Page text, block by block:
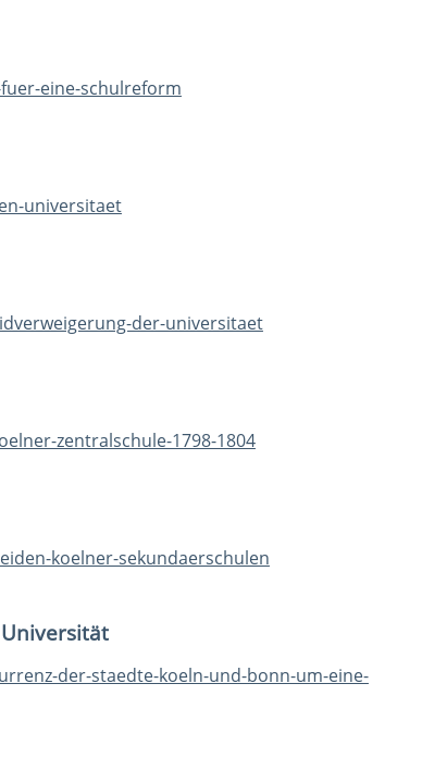
eine-schulreform
universitaet
der-universitaet
zentralschule-1798-1804
koelner-sekundaerschulen
der-staedte-koeln-und-bonn-um-eine-